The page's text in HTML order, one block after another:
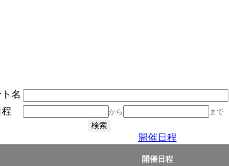
名
から まで
開催日程